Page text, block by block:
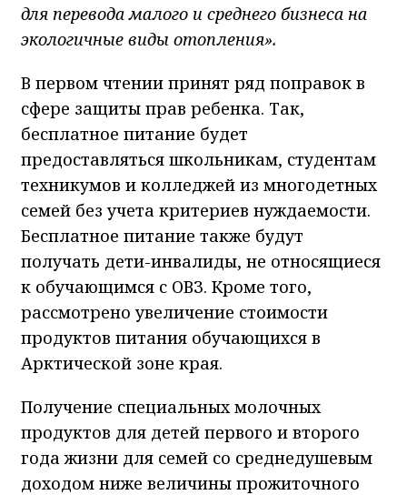
для перевода малого и среднего бизнеса на
экологичные виды отопления».
В первом чтении принят ряд поправок в
сфере защиты прав ребенка. Так,
бесплатное питание будет
предоставляться школьникам, студентам
техникумов и колледжей из многодетных
семей без учета критериев нуждаемости.
Бесплатное питание также будут
получать дети-инвалиды, не относящиеся
к обучающимся с ОВЗ. Кроме того,
рассмотрено увеличение стоимости
продуктов питания обучающихся в
Арктической зоне края.
Получение специальных молочных
продуктов для детей первого и второго
года жизни для семей со среднедушевым
доходом ниже величины прожиточного